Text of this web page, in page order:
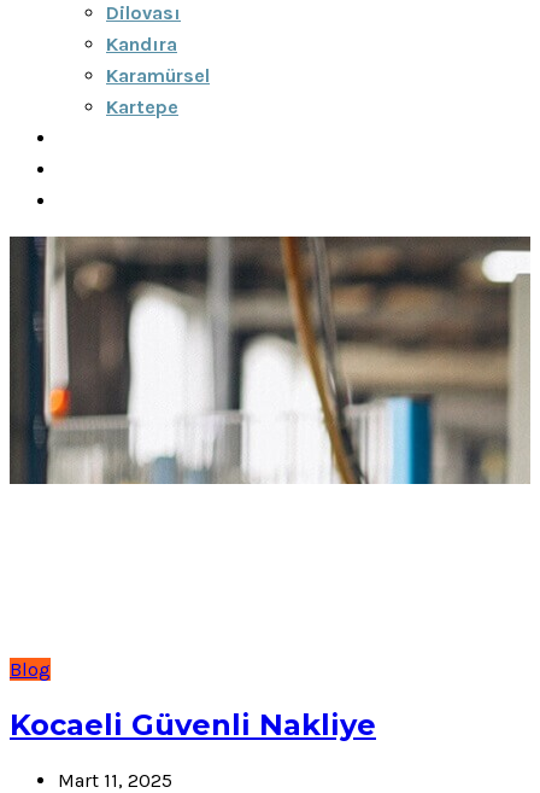
Dilovası
Kandıra
Karamürsel
Kartepe
Blog
Kocaeli Güvenli Nakliye
Mart 11, 2025